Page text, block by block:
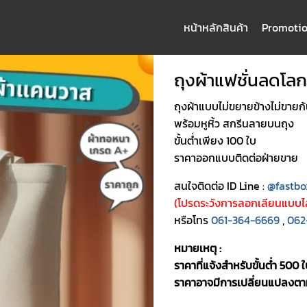
หน้าหลักสินค้า
ถุงผ้าแฟชั่นลดโล
ถุงผ้าแบบไม่ขยายข้างไม่ขาย
พร้อมหูหิ้ว สกรีนลายบนถุง
ขั้นต่ำเพียง 100 ใบ
ราคาออกแบบติดต่อฝ่ายขาย
สนใจติดต่อ ID Line :
(โปรดระวังการลอกเลียนแบบ
หรือโทร061-364-6669 ,
หมายเหตุ:
ราคาที่แจ้งสำหรับขั้นต่ำ 500
ราคาอาจมีการเปลี่ยนแปลงต